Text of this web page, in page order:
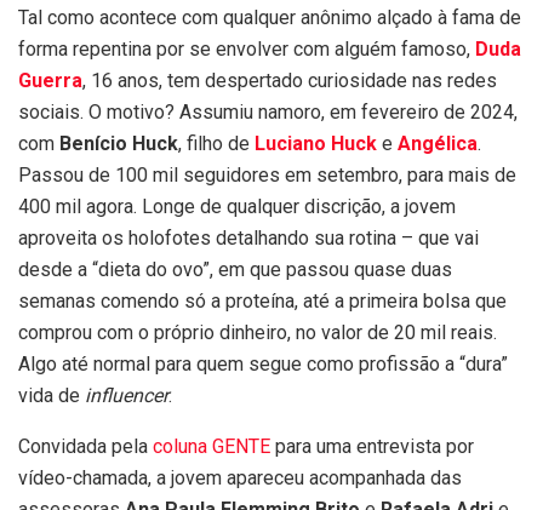
Tal como acontece com qualquer anônimo alçado à fama de
forma repentina por se envolver com alguém famoso, Duda
Guerra, 16 anos, tem despertado curiosidade nas redes
sociais. O motivo? Assumiu namoro, em fevereiro de 2024,
com Benício Huck, filho de Luciano Huck e Angélica.
Passou de 100 mil seguidores em setembro, para mais de
400 mil agora. Longe de qualquer discrição, a jovem
aproveita os holofotes detalhando sua rotina – que vai
desde a “dieta do ovo”, em que passou quase duas
semanas comendo só a proteína, até a primeira bolsa que
comprou com o próprio dinheiro, no valor de 20 mil reais.
Algo até normal para quem segue como profissão a “dura”
vida de influencer.
Convidada pela coluna GENTE para uma entrevista por
vídeo-chamada, a jovem apareceu acompanhada das